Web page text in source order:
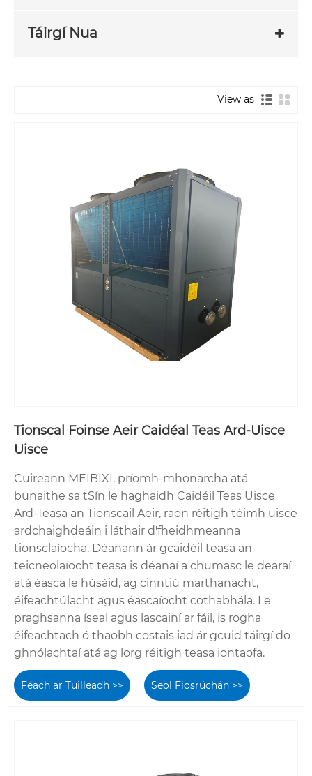
Táirgí Nua
View as
Tionscal Foinse Aeir Caidéal Teas Ard-Uisce
Uisce
Cuireann MEIBIXI, príomh-mhonarcha atá
bunaithe sa tSín le haghaidh Caidéil Teas Uisce
Ard-Teasa an Tionscail Aeir, raon réitigh téimh uisce
ardchaighdeáin i láthair d'fheidhmeanna
tionsclaíocha. Déanann ár gcaidéil teasa an
teicneolaíocht teasa is déanaí a chumasc le dearaí
atá éasca le húsáid, ag cinntiú marthanacht,
éifeachtúlacht agus éascaíocht cothabhála. Le
praghsanna íseal agus lascainí ar fáil, is rogha
éifeachtach ó thaobh costais iad ár gcuid táirgí do
ghnólachtaí atá ag lorg réitigh teasa iontaofa.
Féach ar Tuilleadh >> Seol Fiosrúchán >>